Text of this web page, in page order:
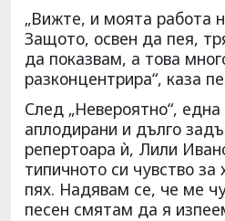
„Вижте, и моята работа
Защото, освен да пея,
да показвам, а това
разконцентрира“, каза
След „Невероятно“,
аплодирани и дълго
репертоара ѝ, Лили
типичното си чувство за
пях. Надявам се, че ме
песен смятам да я